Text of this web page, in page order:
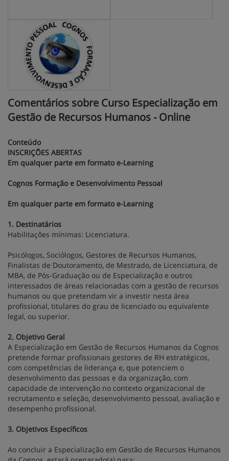
Comentários sobre Curso Especialização em
Gestão de Recursos Humanos - Online
Conteúdo
INSCRIÇÕES ABERTAS
Em qualquer parte em formato e-Learning
Cognos Formação e Desenvolvimento Pessoal
Em qualquer parte em formato e-Learning
1. Destinatários
Habilitações mínimas: Licenciatura.
Psicólogos, Sociólogos, Gestores de Recursos Humanos,
Finalistas de Doutoramento, de Mestrado, de Licenciatura, de
MBA, de Pós-Graduação ou de Especialização e outros
interessados de áreas relacionadas com a gestão de recursos
humanos ou que pretendam vir a investir nesta área
profissional, titulares do grau de licenciado ou equivalente
legal, ou superior.
2. Objetivo Geral
A Especialização em Gestão de Recursos Humanos da Cognos
pretende formar profissionais gestores de RH estratégicos,
com competências de liderança e, que potenciem o
desenvolvimento das pessoas e da organização, com
capacidade de intervenção no contexto organizacional de
recrutamento e seleção, desenvolvimento pessoal, avaliação e
desempenho profissional.
3. Objetivos Específicos
Ao concluir a Especialização em Gestão de Recursos Humanos